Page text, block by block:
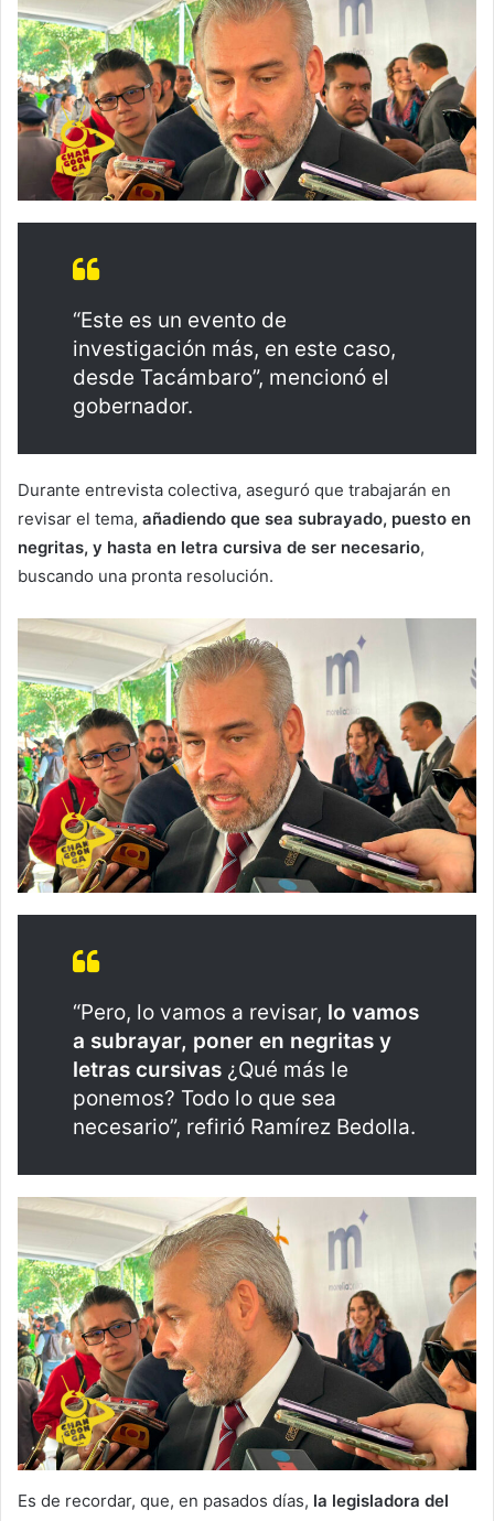
“Este es un evento de
investigación más, en este caso,
desde Tacámbaro”, mencionó el
gobernador.
Durante entrevista colectiva, aseguró que trabajarán en
revisar el tema, añadiendo que sea subrayado, puesto en
negritas, y hasta en letra cursiva de ser necesario,
buscando una pronta resolución.
“Pero, lo vamos a revisar, lo vamos
a subrayar, poner en negritas y
letras cursivas ¿Qué más le
ponemos? Todo lo que sea
necesario”, refirió Ramírez Bedolla.
Es de recordar, que, en pasados días, la legisladora del